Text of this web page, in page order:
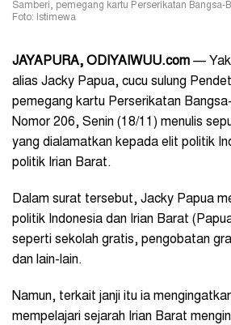
Samberi, pemegang kartu Perserikatan Bangsa-
Foto: Istimewa
JAYAPURA, ODIYAIWUU.com —
alias Jacky Papua, cucu sulung
pemegang kartu Perserikatan
Nomor 206, Senin (18/11) menulis
yang dialamatkan kepada elit politik
politik Irian Barat.
Dalam surat tersebut, Jacky Papua
politik Indonesia dan Irian Barat
seperti sekolah gratis, pengobatan
dan lain-lain.
Namun, terkait janji itu ia
mempelajari sejarah Irian Barat